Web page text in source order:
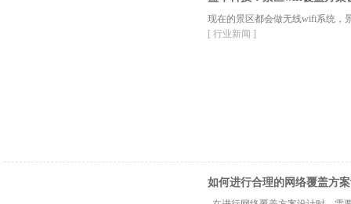
现在的景区都会做无线wifi系统，
[ 行业新闻 ]
如何进行合理的网络覆盖方